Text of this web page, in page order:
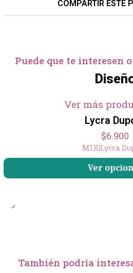
COMPARTIR ESTE
Puede que te interesen
Ver más
Lycra
$6.900
MIX|Lycra
Ver
También podría